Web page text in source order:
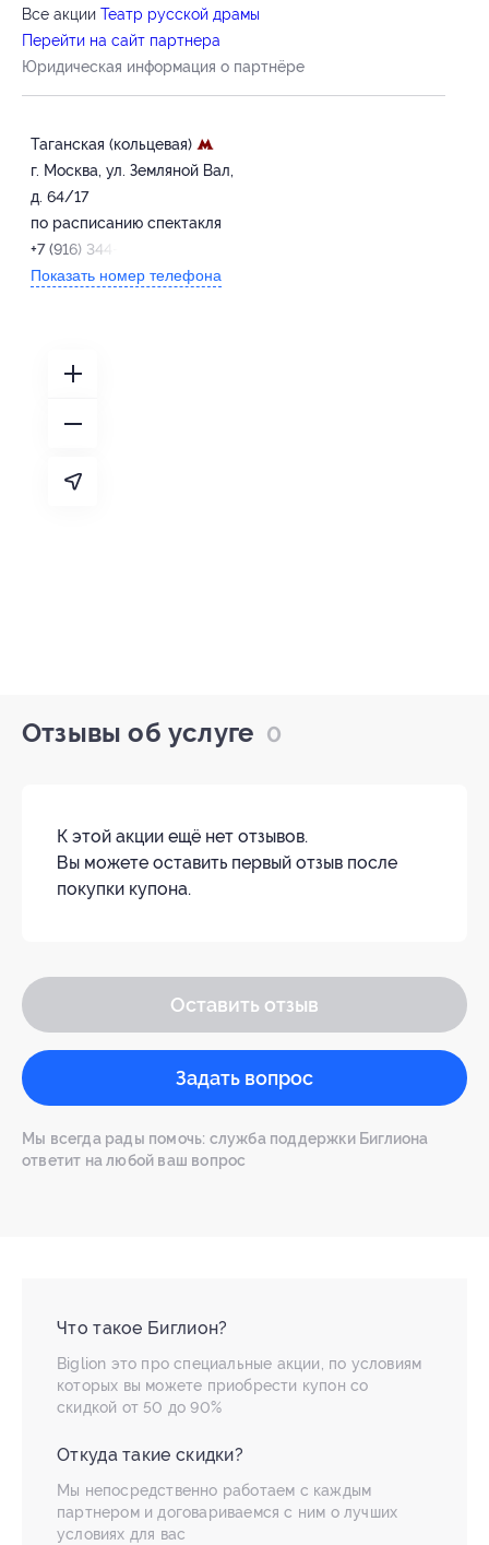
Все акции Театр русской драмы
Перейти на сайт партнера
Юридическая информация о партнёре
Таганская (кольцевая)
г. Москва, ул. Земляной Вал,
д. 64/17
по расписанию спектакля
+7 (916) 344-08-08
Показать номер телефона
Отзывы об услуге 0
К этой акции ещё нет отзывов.
Вы можете оставить первый отзыв после
покупки купона.
Оставить отзыв
Задать вопрос
Мы всегда рады помочь: служба поддержки Биглиона
ответит на любой ваш вопрос
Что такое Биглион?
Biglion это про специальные акции, по условиям
которых вы можете приобрести купон со
скидкой от 50 до 90%
Откуда такие скидки?
Мы непосредственно работаем с каждым
партнером и договариваемся с ним о лучших
условиях для вас